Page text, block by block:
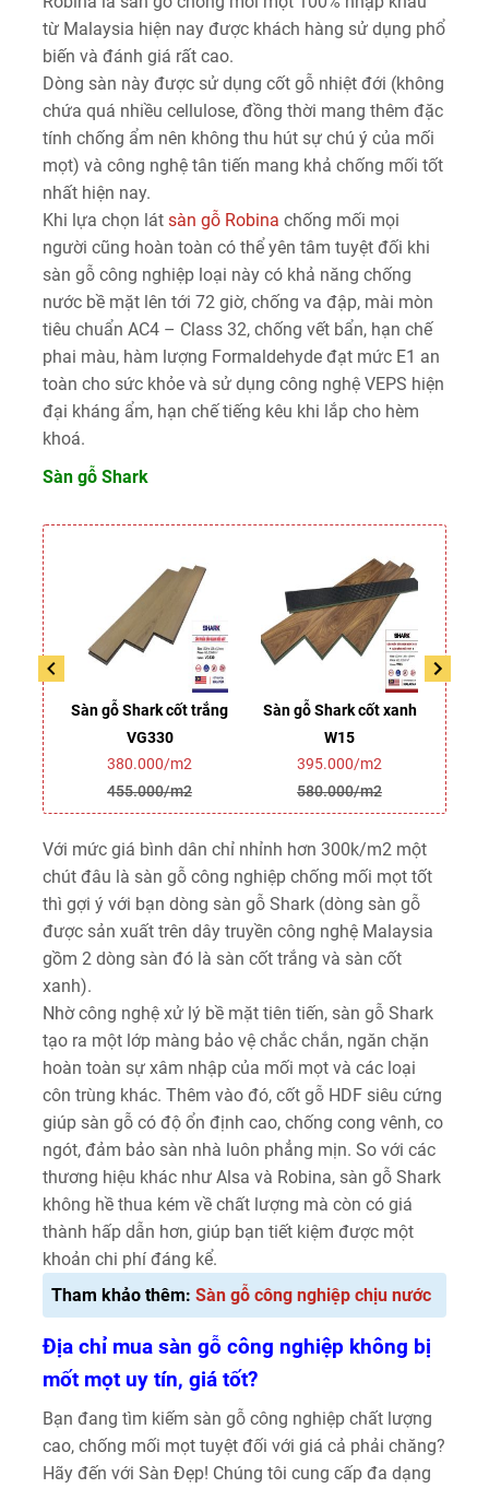
từ Malaysia hiện nay được khách hàng sử dụng phổ
biến và đánh giá rất cao.
Dòng sàn này được sử dụng cốt gỗ nhiệt đới (không
chứa quá nhiều cellulose, đồng thời mang thêm đặc
tính chống ẩm nên không thu hút sự chú ý của mối
mọt) và công nghệ tân tiến mang khả chống mối tốt
nhất hiện nay.
Khi lựa chọn lát sàn gỗ Robina chống mối mọi
người cũng hoàn toàn có thể yên tâm tuyệt đối khi
sàn gỗ công nghiệp loại này có khả năng chống
nước bề mặt lên tới 72 giờ, chống va đập, mài mòn
tiêu chuẩn AC4 – Class 32, chống vết bẩn, hạn chế
phai màu, hàm lượng Formaldehyde đạt mức E1 an
toàn cho sức khỏe và sử dụng công nghệ VEPS hiện
đại kháng ẩm, hạn chế tiếng kêu khi lắp cho hèm
khoá.
Sàn gỗ Shark
Sàn gỗ Shark cốt trắng
VG330
380.000/m2
455.000/m2
Sàn gỗ Shark cốt xanh
W15
395.000/m2
580.000/m2
Với mức giá bình dân chỉ nhỉnh hơn 300k/m2 một
chút đâu là sàn gỗ công nghiệp chống mối mọt tốt
thì gợi ý với bạn dòng sàn gỗ Shark (dòng sàn gỗ
được sản xuất trên dây truyền công nghệ Malaysia
gồm 2 dòng sàn đó là sàn cốt trắng và sàn cốt
xanh).
Nhờ công nghệ xử lý bề mặt tiên tiến, sàn gỗ Shark
tạo ra một lớp màng bảo vệ chắc chắn, ngăn chặn
hoàn toàn sự xâm nhập của mối mọt và các loại
côn trùng khác. Thêm vào đó, cốt gỗ HDF siêu cứng
giúp sàn gỗ có độ ổn định cao, chống cong vênh, co
ngót, đảm bảo sàn nhà luôn phẳng mịn. So với các
thương hiệu khác như Alsa và Robina, sàn gỗ Shark
không hề thua kém về chất lượng mà còn có giá
thành hấp dẫn hơn, giúp bạn tiết kiệm được một
khoản chi phí đáng kể.
Tham khảo thêm: Sàn gỗ công nghiệp chịu nước
Địa chỉ mua sàn gỗ công nghiệp không bị
mốt mọt uy tín, giá tốt?
Bạn đang tìm kiếm sàn gỗ công nghiệp chất lượng
cao, chống mối mọt tuyệt đối với giá cả phải chăng?
Hãy đến với Sàn Đẹp! Chúng tôi cung cấp đa dạng